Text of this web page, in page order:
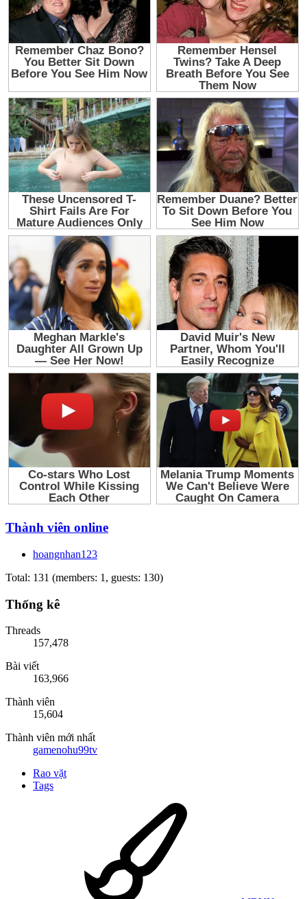
Thành viên online
hoangnhan123
Total: 131 (members: 1, guests: 130)
Thống kê
Threads
157,478
Bài viết
163,966
Thành viên
15,604
Thành viên mới nhất
gamenohu99tv
Rao vặt
Tags